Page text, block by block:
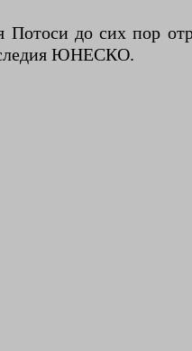
Потоси до сих пор
ЮНЕСКО.